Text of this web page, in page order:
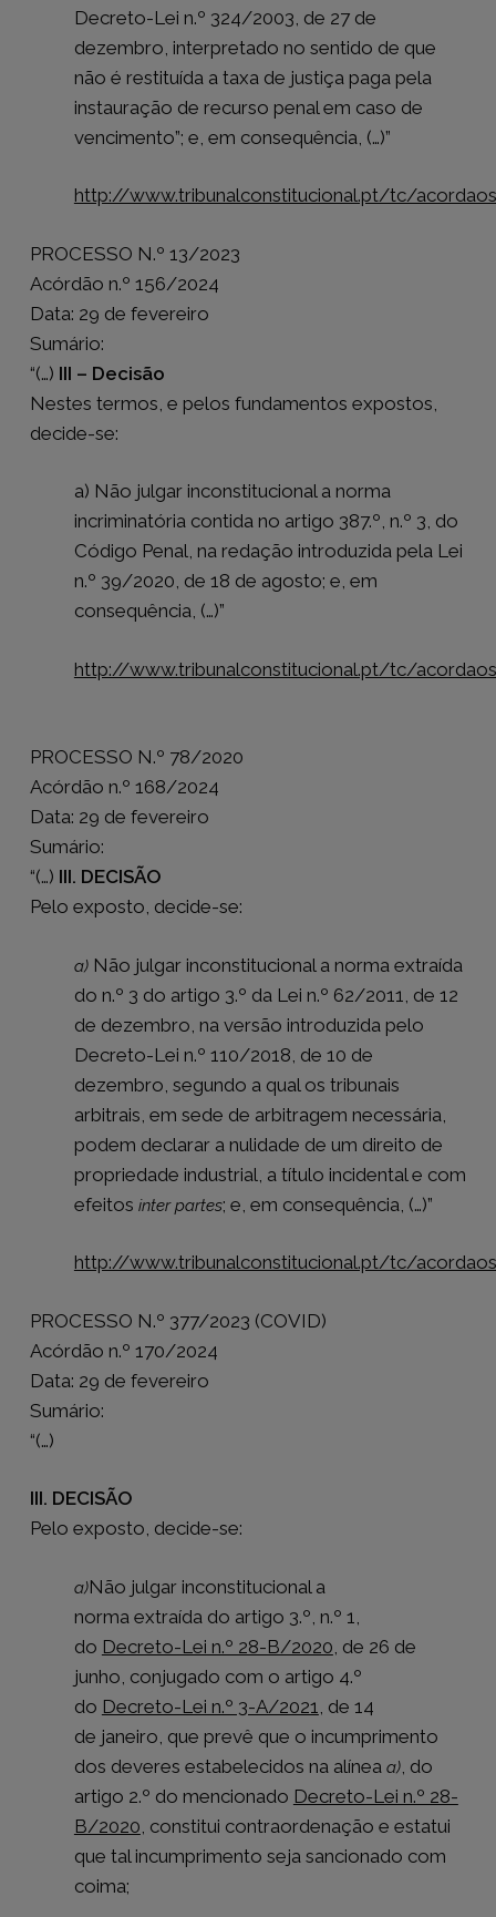
Decreto-Lei n.º 324/2003, de 27 de
dezembro, interpretado no sentido de que
não é restituída a taxa de justiça paga pela
instauração de recurso penal em caso de
vencimento”; e, em consequência, (…)”
http://www.tribunalconstitucional.pt/tc/
PROCESSO N.º 13/2023
Acórdão n.º 156/2024
Data: 29 de fevereiro
Sumário:
“(…) III – Decisão
Nestes termos, e pelos fundamentos expostos,
decide-se:
a) Não julgar inconstitucional a norma
incriminatória contida no artigo 387.º, n.º 3, do
Código Penal, na redação introduzida pela Lei
n.º 39/2020, de 18 de agosto; e, em
consequência, (…)”
http://www.tribunalconstitucional.pt/tc/
PROCESSO N.º 78/2020
Acórdão n.º 168/2024
Data: 29 de fevereiro
Sumário:
“(…) III. DECISÃO
Pelo exposto, decide-se:
a) Não julgar inconstitucional a norma extraída
do n.º 3 do artigo 3.º da Lei n.º 62/2011, de 12
de dezembro, na versão introduzida pelo
Decreto-Lei n.º 110/2018, de 10 de
dezembro, segundo a qual os tribunais
arbitrais, em sede de arbitragem necessária,
podem declarar a nulidade de um direito de
propriedade industrial, a título incidental e com
efeitos inter partes; e, em consequência, (…)”
http://www.tribunalconstitucional.pt/tc/
PROCESSO N.º 377/2023 (COVID)
Acórdão n.º 170/2024
Data: 29 de fevereiro
Sumário:
“(…)
III. DECISÃO
Pelo exposto, decide-se:
a)Não julgar inconstitucional a
norma extraída do artigo 3.º, n.º 1,
do Decreto-Lei n.º 28-B/2020 , de 26 de
junho, conjugado com o artigo 4.º
do Decreto-Lei n.º 3-A/2021 , de 14
de janeiro, que prevê que o incumprimento
dos deveres estabelecidos na alínea a), do
artigo 2.º do mencionado Decreto-Lei n.º 28-
B/2020 , constitui contraordenação e estatui
que tal incumprimento seja sancionado com
coima;